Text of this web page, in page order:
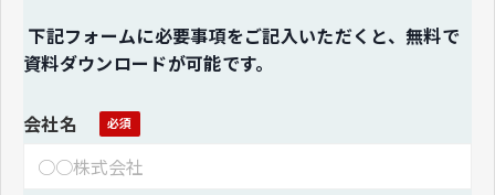
下記フォームに必要事項をご記入いただくと、無料で
資料ダウンロードが可能です。
会社名